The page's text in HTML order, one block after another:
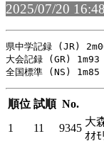
2025/07/20
県中学記録 (JR)
大会記録 (GR)
順位 試順 No.
1
11 9345
大
ｵｵﾓ